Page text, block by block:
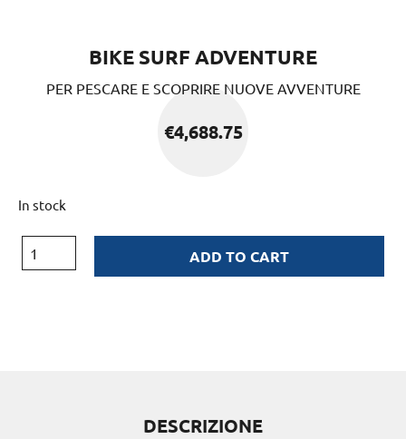
BIKE SURF ADVENTURE
PER PESCARE E SCOPRIRE NUOVE AVVENTURE
€4,688.75
In stock
ADD TO CART
DESCRIZIONE